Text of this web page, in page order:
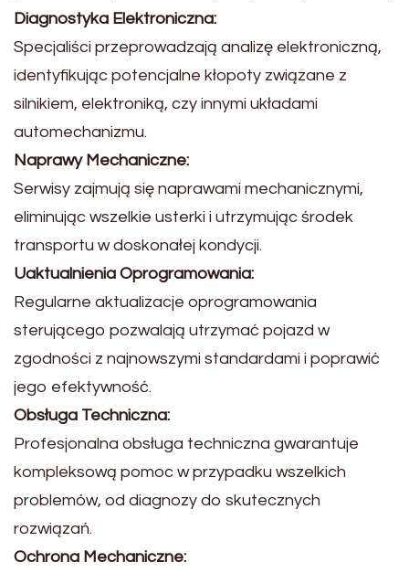
Diagnostyka Elektroniczna:
Specjaliści przeprowadzają analizę elektroniczną,
identyfikując potencjalne kłopoty związane z
silnikiem, elektroniką, czy innymi układami
automechanizmu.
Naprawy Mechaniczne:
Serwisy zajmują się naprawami mechanicznymi,
eliminując wszelkie usterki i utrzymując środek
transportu w doskonałej kondycji.
Uaktualnienia Oprogramowania:
Regularne aktualizacje oprogramowania
sterującego pozwalają utrzymać pojazd w
zgodności z najnowszymi standardami i poprawić
jego efektywność.
Obsługa Techniczna:
Profesjonalna obsługa techniczna gwarantuje
kompleksową pomoc w przypadku wszelkich
problemów, od diagnozy do skutecznych
rozwiązań.
Ochrona Mechaniczne: